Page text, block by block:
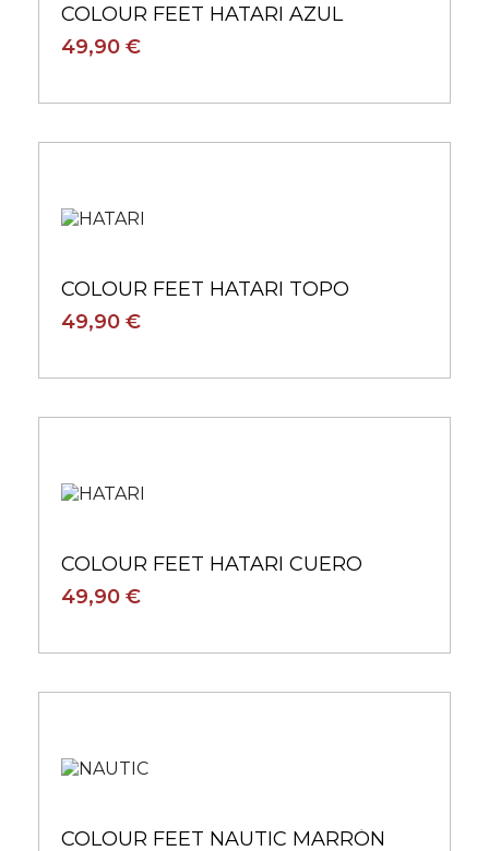
COLOUR FEET HATARI AZUL
49,90 €
COLOUR FEET HATARI TOPO
49,90 €
COLOUR FEET HATARI CUERO
49,90 €
COLOUR FEET NAUTIC MARRÓN